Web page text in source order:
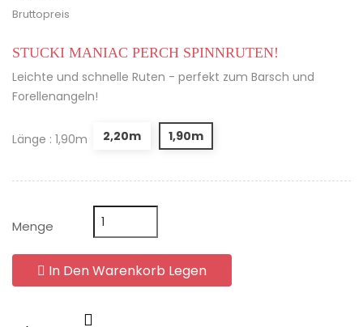
Bruttopreis
STUCKI MANIAC PERCH SPINNRUTEN!
Leichte und schnelle Ruten - perfekt zum Barsch und
Forellenangeln!
Länge : 1,90m 2,20m 1,90m
Menge
In Den Warenkorb Legen